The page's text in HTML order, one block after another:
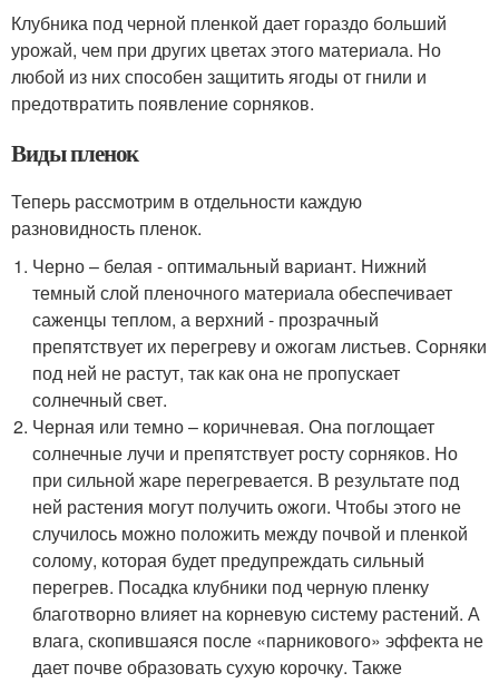
Клубника под черной пленкой дает гораздо больший
урожай, чем при других цветах этого материала. Но
любой из них способен защитить ягоды от гнили и
предотвратить появление сорняков.
Виды пленок
Теперь рассмотрим в отдельности каждую
разновидность пленок.
Черно – белая - оптимальный вариант. Нижний
темный слой пленочного материала обеспечивает
саженцы теплом, а верхний - прозрачный
препятствует их перегреву и ожогам листьев. Сорняки
под ней не растут, так как она не пропускает
солнечный свет.
Черная или темно – коричневая. Она поглощает
солнечные лучи и препятствует росту сорняков. Но
при сильной жаре перегревается. В результате под
ней растения могут получить ожоги. Чтобы этого не
случилось можно положить между почвой и пленкой
солому, которая будет предупреждать сильный
перегрев. Посадка клубники под черную пленку
благотворно влияет на корневую систему растений. А
влага, скопившаяся после «парникового» эффекта не
дает почве образовать сухую корочку. Также